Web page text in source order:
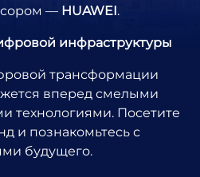
— HUAWEI.
инфраструктуры
трансформации
вперед смелыми
технологиями. Посетите
и познакомьтесь с
будущего.